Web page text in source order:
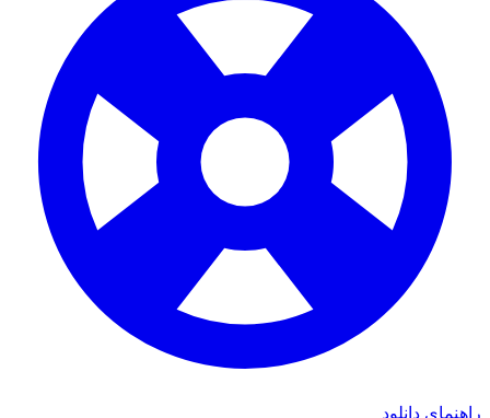
راهنمای دانلود